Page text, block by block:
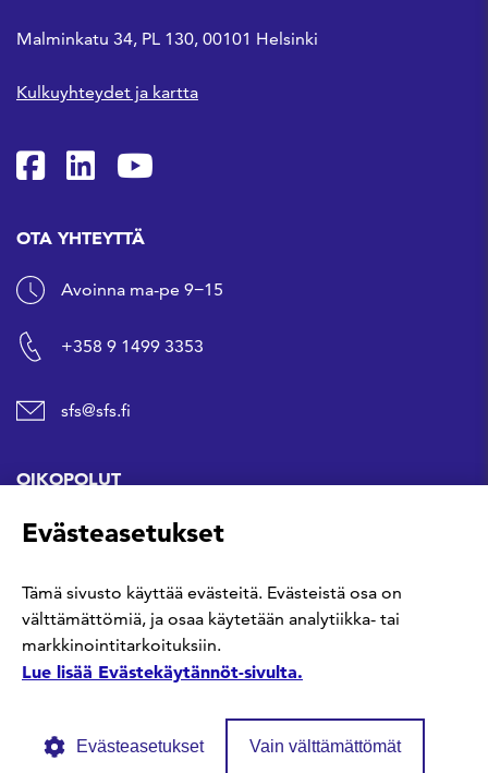
Malminkatu 34, PL 130, 00101 Helsinki
Kulkuyhteydet ja kartta
SFS Facebookissa
SFS Linkedinissä
SFS Youtubessa
OTA YHTEYTTÄ
Avoinna ma-pe 9−15
+358 9 1499 3353
sfs@sfs.fi
OIKOPOLUT
Hanki standardi
Kommentoi tekeillä olevia standardeja
Evästeasetukset
Tämä sivusto käyttää evästeitä. Evästeistä osa on
välttämättömiä, ja osaa käytetään analytiikka- tai
markkinointitarkoituksiin.
Lue lisää Evästekäytännöt-sivulta.
Evästeasetukset Vain välttämättömät